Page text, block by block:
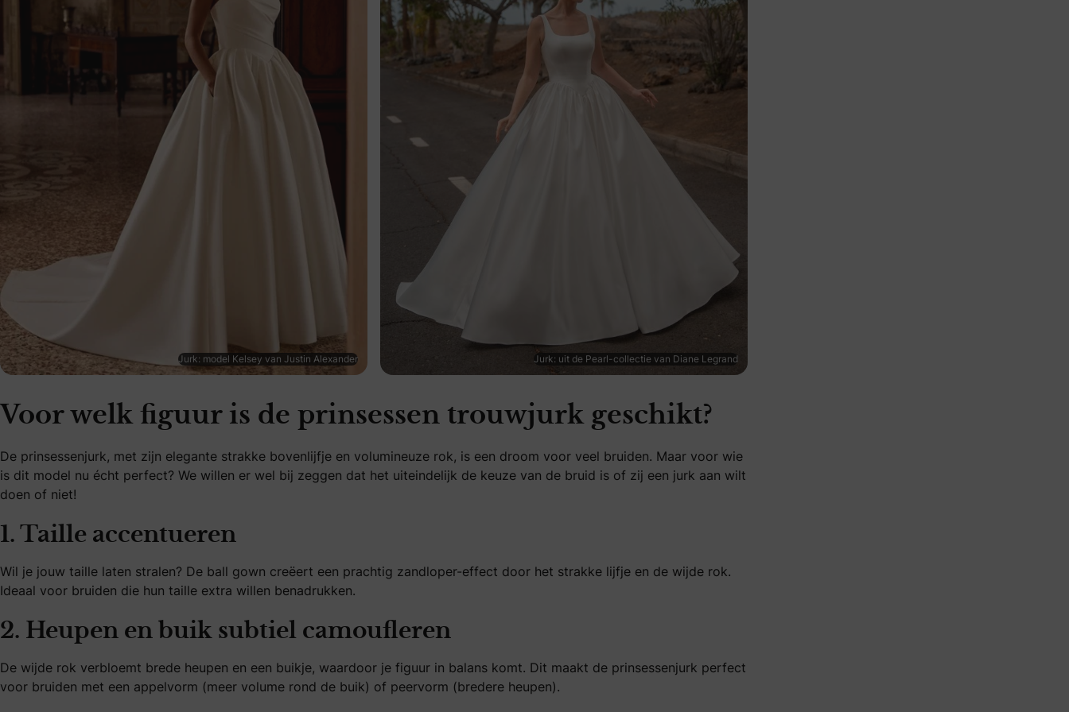
Jurk: model Kelsey van Justin Alexander Jurk: uit de Pearl-collectie van Diane Legrand
Voor welk figuur is de prinsessen trouwjurk geschikt?
De prinsessenjurk, met zijn elegante strakke bovenlijfje en volumineuze rok, is een droom voor veel bruiden. Maar voor wie
is dit model nu écht perfect? We willen er wel bij zeggen dat het uiteindelijk de keuze van de bruid is of zij een jurk aan wilt
doen of niet!
1. Taille accentueren
Wil je jouw taille laten stralen? De ball gown creëert een prachtig zandloper-effect door het strakke lijfje en de wijde rok.
Ideaal voor bruiden die hun taille extra willen benadrukken.
2. Heupen en buik subtiel camoufleren
De wijde rok verbloemt brede heupen en een buikje, waardoor je figuur in balans komt. Dit maakt de prinsessenjurk perfect
voor bruiden met een appelvorm (meer volume rond de buik) of peervorm (bredere heupen).